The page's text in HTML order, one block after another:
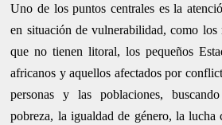
Uno de los puntos centrales es la
en situación de vulnerabilidad, como los
que no tienen litoral, los pequeños
africanos y aquellos afectados por
personas y las poblaciones,
pobreza, la igualdad de género, la